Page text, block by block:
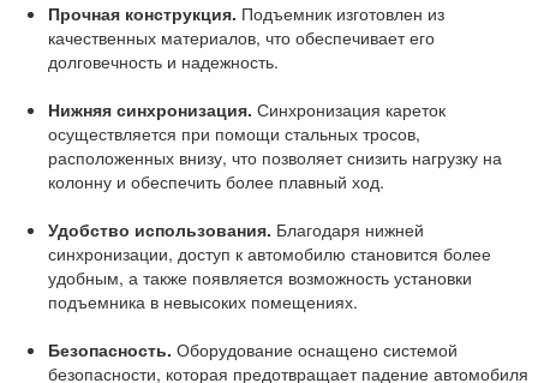
Прочная конструкция. Подъемник изготовлен из
качественных материалов, что обеспечивает его
долговечность и надежность.
Нижняя синхронизация. Синхронизация кареток
осуществляется при помощи стальных тросов,
расположенных внизу, что позволяет снизить нагрузку на
колонну и обеспечить более плавный ход.
Удобство использования. Благодаря нижней
синхронизации, доступ к автомобилю становится более
удобным, а также появляется возможность установки
подъемника в невысоких помещениях.
Безопасность. Оборудование оснащено системой
безопасности, которая предотвращает падение автомобиля